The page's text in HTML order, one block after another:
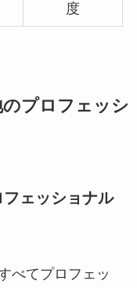
度
プロフェッシ
ェッショナル
べてプロフェッ